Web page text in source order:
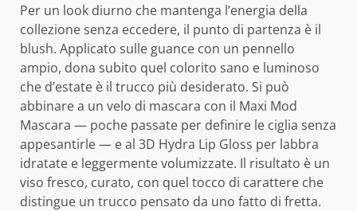
Per un look diurno che mantenga l’energia della
collezione senza eccedere, il punto di partenza è il
blush. Applicato sulle guance con un pennello
ampio, dona subito quel colorito sano e luminoso
che d’estate è il trucco più desiderato. Si può
abbinare a un velo di mascara con il Maxi Mod
Mascara — poche passate per definire le ciglia senza
appesantirle — e al 3D Hydra Lip Gloss per labbra
idratate e leggermente volumizzate. Il risultato è un
viso fresco, curato, con quel tocco di carattere che
distingue un trucco pensato da uno fatto di fretta.